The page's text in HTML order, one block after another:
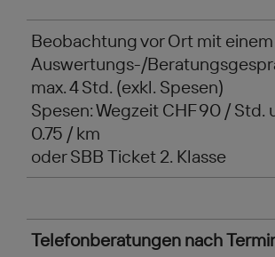
Beobachtung vor Ort mit einem
Auswertungs-/
max. 4 Std. (exkl. Spesen)
Spesen: Wegzeit CHF 90 / Std.
0.75 / km
oder SBB Ticket 2. Klasse
Telefonberatungen nach